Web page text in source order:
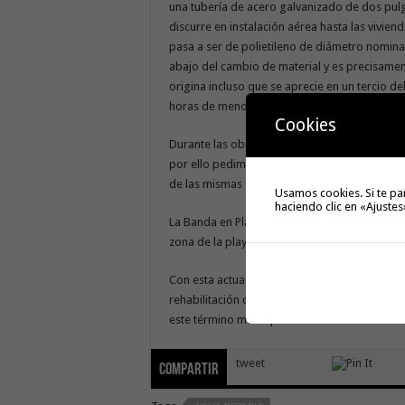
una tubería de acero galvanizado de dos
discurre en instalación aérea hasta las
pasa a ser de polietileno de diámetro
abajo del cambio de material y es
origina incluso que se aprecie en un tercio
horas de menor consumo de la red debido a
Durante las obras se adecuará y se
por ello pedimos disculpas a los vecinos/as
de las mismas
La Banda en Playa de Santiago es una zona
zona de la playa y del paseo marítimo de
Con esta actuación se da continuidad a
rehabilitación de depósitos y diversas
este término municipal del sur de La Gomera.
Compartir tweet
Cookies
Usamos cookies. Si te
haciendo clic en